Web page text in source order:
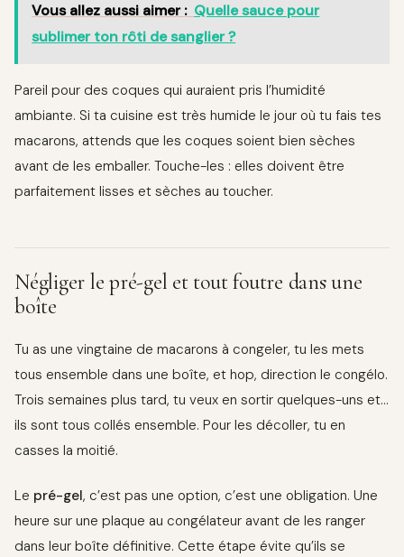
Vous allez aussi aimer : Quelle sauce pour
sublimer ton rôti de sanglier ?
Pareil pour des coques qui auraient pris l’humidité
ambiante. Si ta cuisine est très humide le jour où tu fais tes
macarons, attends que les coques soient bien sèches
avant de les emballer. Touche-les : elles doivent être
parfaitement lisses et sèches au toucher.
Négliger le pré-gel et tout foutre dans une
boîte
Tu as une vingtaine de macarons à congeler, tu les mets
tous ensemble dans une boîte, et hop, direction le congélo.
Trois semaines plus tard, tu veux en sortir quelques-uns et…
ils sont tous collés ensemble. Pour les décoller, tu en
casses la moitié.
Le pré-gel, c’est pas une option, c’est une obligation. Une
heure sur une plaque au congélateur avant de les ranger
dans leur boîte définitive. Cette étape évite qu’ils se